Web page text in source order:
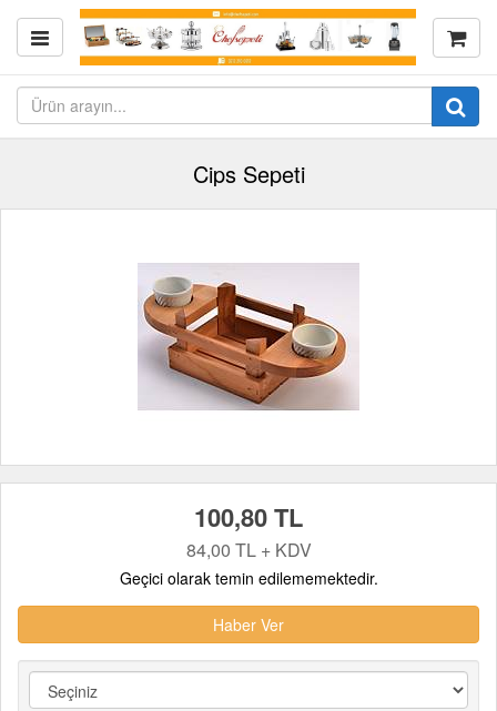
Cips Sepeti
100,80 TL
84,00 TL + KDV
Geçici olarak temin edilememektedir.
Haber Ver